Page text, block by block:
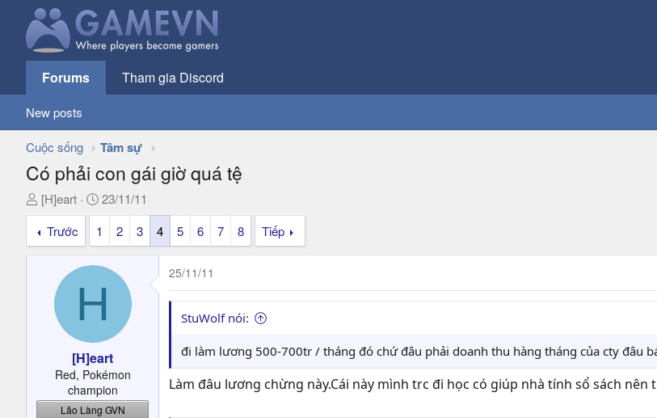
Forums Tham gia Discord
New posts
Cuộc sống Tâm sự
Có phải con gái giờ quá tệ
T
h
e
r
[H]eart
N
g
y
g
i
23/11/11
Trước
1 2 3 4 5 6 7 8 Tiếp
H
[H]eart
Red, Pokémon
champion
Lão Làng GVN
25/11/11
StuWolf nói:
đi làm lương 500-700tr / tháng đó chứ đâu phải doanh thu hàng tháng của cty đâu
Làm đâu lương chừng này.Cái này mình trc đi học có giúp nhà tính sổ sách nên